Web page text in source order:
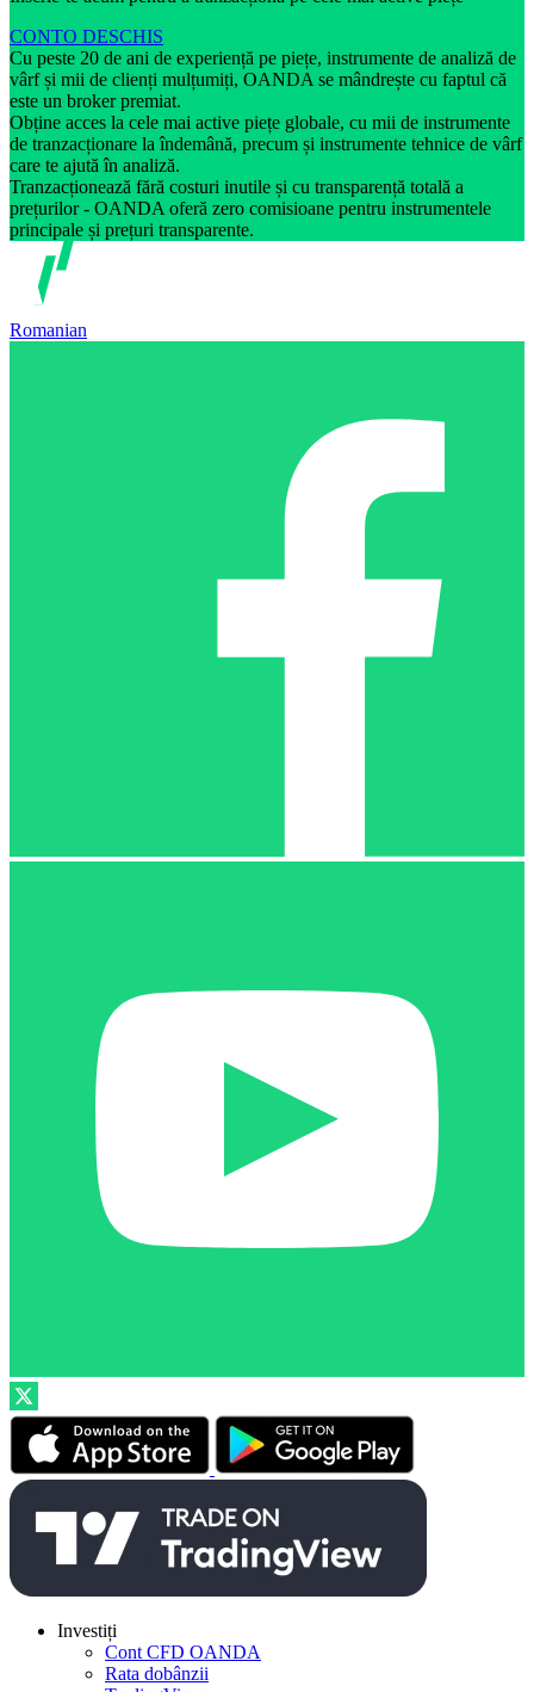
CONTO DESCHIS
Cu peste 20 de ani de experiență pe piețe, instrumente de analiză de
vârf și mii de clienți mulțumiți, OANDA se mândrește cu faptul că
este un broker premiat.
Obține acces la cele mai active piețe globale, cu mii de instrumente
de tranzacționare la îndemână, precum și instrumente tehnice de vârf
care te ajută în analiză.
Tranzacționează fără costuri inutile și cu transparență totală a
prețurilor - OANDA oferă zero comisioane pentru instrumentele
principale și prețuri transparente.
Romanian
Investiți
Cont CFD OANDA
Rata dobânzii